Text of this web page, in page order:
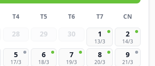
T4 T5 T6 T7 CN
28 29 30 1
13/3
2
14/3
5
17/3
6
18/3
7
19/3
8
20/3
9
21/3